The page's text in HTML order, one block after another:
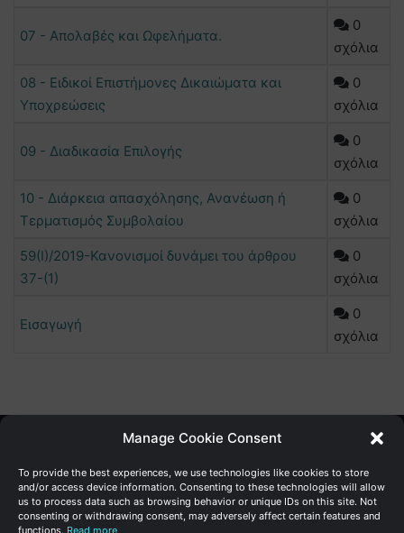
Manage Cookie Consent
To provide the best experiences, we use technologies like cookies to store
and/or access device information. Consenting to these technologies will allow
us to process data such as browsing behavior or unique IDs on this site. Not
consenting or withdrawing consent, may adversely affect certain features and
functions. Read more
07 - Απολαβές και Ωφελήματα.
0
σχόλια
08 - Ειδικοί Επιστήμονες Δικαιώματα και
Υποχρεώσεις
0
σχόλια
09 - Διαδικασία Επιλογής
0
σχόλια
10 - Διάρκεια απασχόλησης, Ανανέωση ή
Τερματισμός Συμβολαίου
0
σχόλια
59(I)/2019-Κανονισμοί δυνάμει του άρθρου
37-(1)
0
σχόλια
Εισαγωγή
0
σχόλια
Γενική Διεύθυνση Ανάπτυξης
Υπουργείο Οικονομικών | Κυπριακή Δημοκρατία